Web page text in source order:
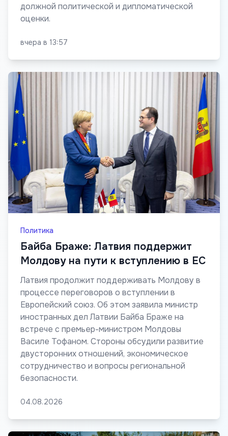
должной политической и дипломатической
оценки.
вчера в 13:57
Политика
Байба Браже: Латвия поддержит
Молдову на пути к вступлению в ЕС
Латвия продолжит поддерживать Молдову в
процессе переговоров о вступлении в
Европейский союз. Об этом заявила министр
иностранных дел Латвии Байба Браже на
встрече с премьер-министром Молдовы
Василе Тофаном. Стороны обсудили развитие
двусторонних отношений, экономическое
сотрудничество и вопросы региональной
безопасности.
04.08.2026